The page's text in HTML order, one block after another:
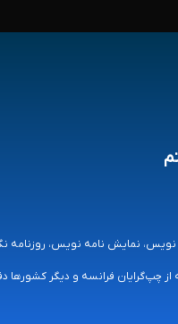
فیلسوف، فیلمنامه ‌نویس، نمایش‌ نامه
چپ‌گرایان فرانسه و دیگر کشورها